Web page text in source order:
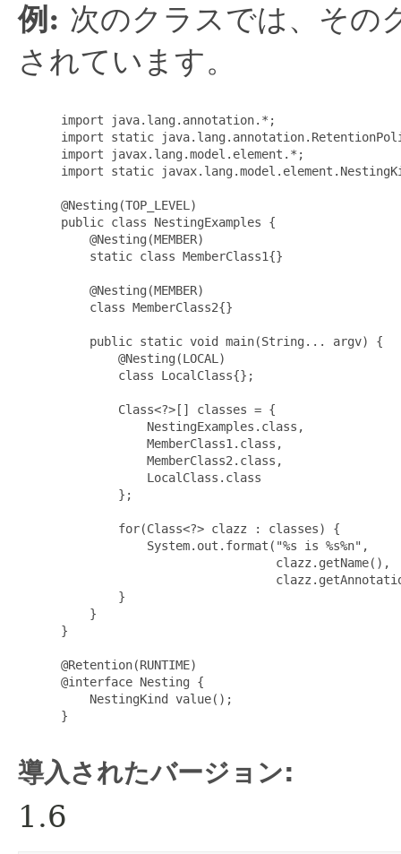
例: 次のクラスでは、その
されています。
import java.lang.annotation.*;
import static
import javax.lang.model.element.*;
import static
@Nesting(TOP_LEVEL)
public class NestingExamples {
     @Nesting(MEMBER)
     static class MemberClass1{}
     @Nesting(MEMBER)
     class MemberClass2{}
     public static void main(String... argv) {
         @Nesting(LOCAL)
         class LocalClass{};
         Class<?>[] classes = {
             NestingExamples.class,
             MemberClass1.class,
             MemberClass2.class,
             LocalClass.class
         };
         for(Class<?> clazz : classes) {
             System.out.format("%s is %s%n",
                               clazz.getName(),
         }
     }
}
@Retention(RUNTIME)
@interface Nesting {
     NestingKind value();
}
導入されたバージョン:
1.6